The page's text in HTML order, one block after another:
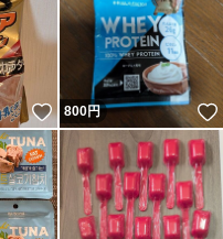
いいね！
800円